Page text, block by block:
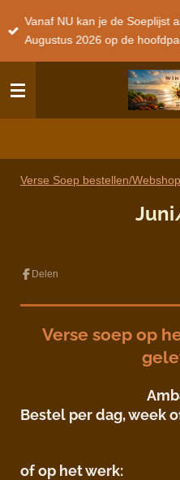
direct
hoofdinhoud
Vanaf NU kan je de Soeplijst
Augustus 2026 op de
Verse Soep bestellen/Webshop
Juni/
Delen
Verse soep op
Bestel per dag, week
of op